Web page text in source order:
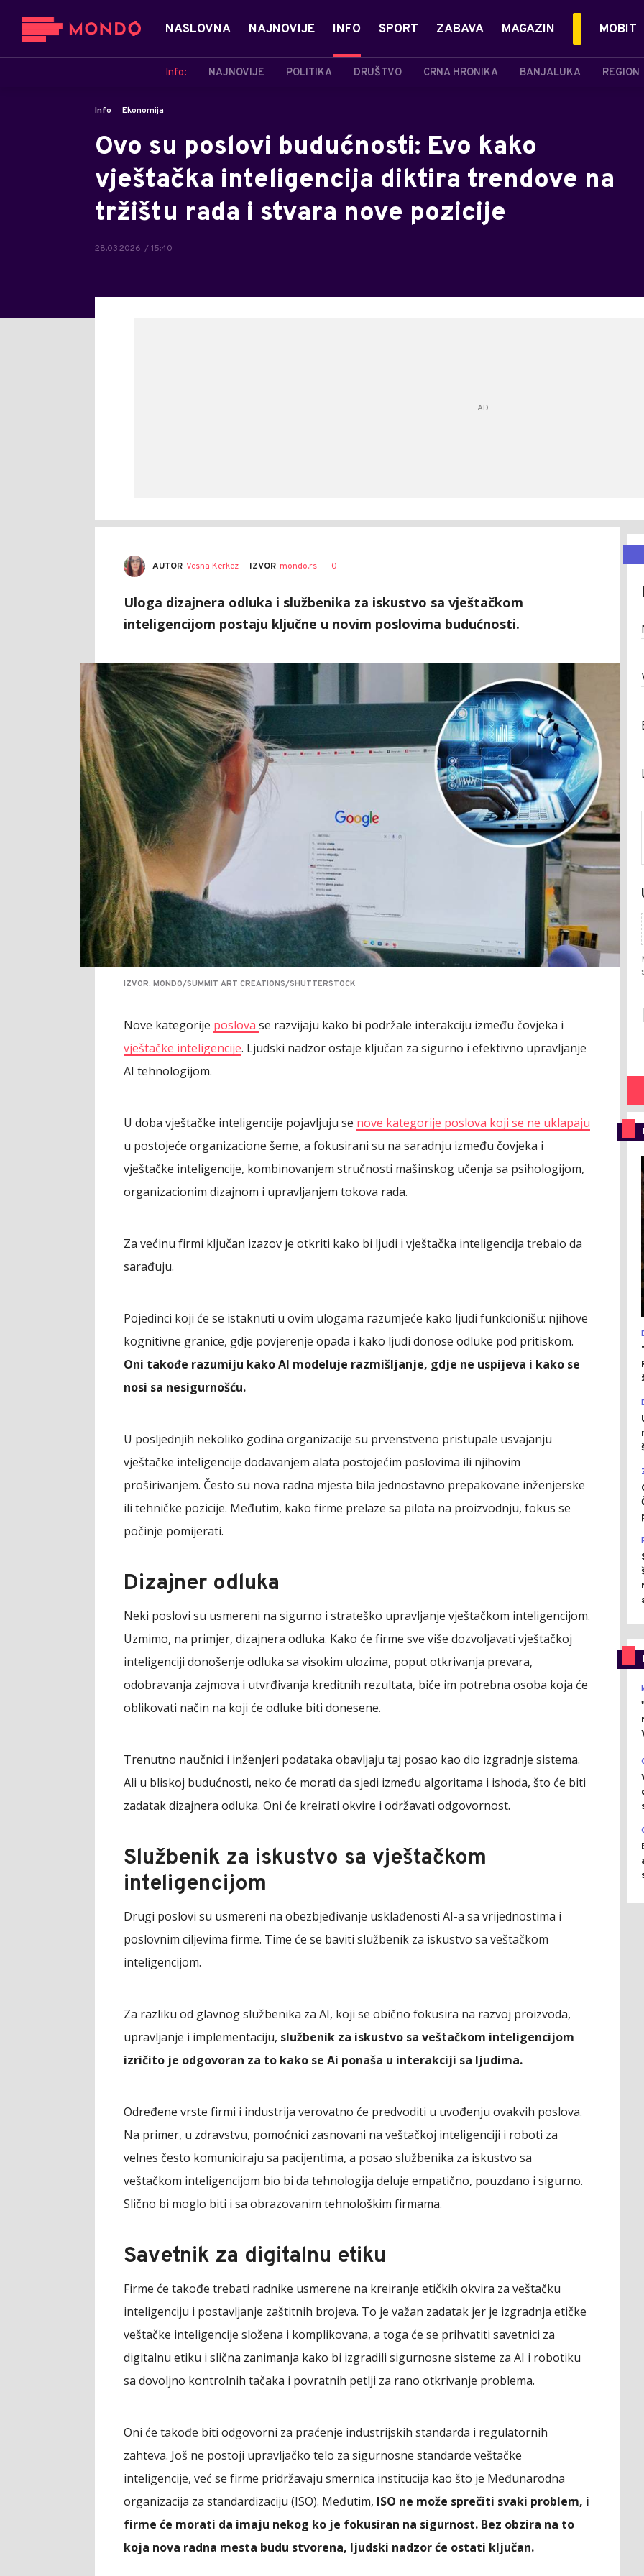
NASLOVNA NAJNOVIJE INFO
Info: NAJNOVIJE POLITIKA DRUŠTVO CRNA HRONIKA BANJALUKA REGION
SPORT ZABAVA MAGAZIN MOBIT
Info Ekonomija
Ovo su poslovi budućnosti: Evo kako
vještačka inteligencija diktira trendove na
tržištu rada i stvara nove pozicije
28.03.2026. / 15:40
AUTOR Vesna Kerkez IZVOR mondo.rs 0
Uloga dizajnera odluka i službenika za iskustvo sa vještačkom
inteligencijom postaju ključne u novim poslovima budućnosti.
IZVOR: MONDO/SUMMIT ART CREATIONS/SHUTTERSTOCK
Nove kategorije poslova se razvijaju kako bi podržale interakciju između čovjeka i
vještačke inteligencije. Ljudski nadzor ostaje ključan za sigurno i efektivno upravljanje
AI tehnologijom.
U doba vještačke inteligencije pojavljuju se nove kategorije poslova koji se ne uklapaju
u postojeće organizacione šeme, a fokusirani su na saradnju između čovjeka i
vještačke inteligencije, kombinovanjem stručnosti mašinskog učenja sa psihologijom,
organizacionim dizajnom i upravljanjem tokova rada.
Za većinu firmi ključan izazov je otkriti kako bi ljudi i vještačka inteligencija trebalo da
sarađuju.
Pojedinci koji će se istaknuti u ovim ulogama razumjeće kako ljudi funkcionišu: njihove
kognitivne granice, gdje povjerenje opada i kako ljudi donose odluke pod pritiskom.
Oni takođe razumiju kako AI modeluje razmišljanje, gdje ne uspijeva i kako se
nosi sa nesigurnošću.
U posljednjih nekoliko godina organizacije su prvenstveno pristupale usvajanju
vještačke inteligencije dodavanjem alata postojećim poslovima ili njihovim
proširivanjem. Često su nova radna mjesta bila jednostavno prepakovane inženjerske
ili tehničke pozicije. Međutim, kako firme prelaze sa pilota na proizvodnju, fokus se
počinje pomijerati.
Dizajner odluka
Neki poslovi su usmereni na sigurno i strateško upravljanje vještačkom inteligencijom.
Uzmimo, na primjer, dizajnera odluka. Kako će firme sve više dozvoljavati vještačkoj
inteligenciji donošenje odluka sa visokim ulozima, poput otkrivanja prevara,
odobravanja zajmova i utvrđivanja kreditnih rezultata, biće im potrebna osoba koja će
oblikovati način na koji će odluke biti donesene.
Trenutno naučnici i inženjeri podataka obavljaju taj posao kao dio izgradnje sistema.
Ali u bliskoj budućnosti, neko će morati da sjedi između algoritama i ishoda, što će biti
zadatak dizajnera odluka. Oni će kreirati okvire i održavati odgovornost.
Službenik za iskustvo sa vještačkom
inteligencijom
Drugi poslovi su usmereni na obezbjeđivanje usklađenosti AI-a sa vrijednostima i
poslovnim ciljevima firme. Time će se baviti službenik za iskustvo sa veštačkom
inteligencijom.
Za razliku od glavnog službenika za AI, koji se obično fokusira na razvoj proizvoda,
upravljanje i implementaciju, službenik za iskustvo sa veštačkom inteligencijom
izričito je odgovoran za to kako se Ai ponaša u interakciji sa ljudima.
Određene vrste firmi i industrija verovatno će predvoditi u uvođenju ovakvih poslova.
Na primer, u zdravstvu, pomoćnici zasnovani na veštačkoj inteligenciji i roboti za
velnes često komuniciraju sa pacijentima, a posao službenika za iskustvo sa
veštačkom inteligencijom bio bi da tehnologija deluje empatično, pouzdano i sigurno.
Slično bi moglo biti i sa obrazovanim tehnološkim firmama.
Savetnik za digitalnu etiku
Firme će takođe trebati radnike usmerene na kreiranje etičkih okvira za veštačku
inteligenciju i postavljanje zaštitnih brojeva. To je važan zadatak jer je izgradnja etičke
veštačke inteligencije složena i komplikovana, a toga će se prihvatiti savetnici za
digitalnu etiku i slična zanimanja kako bi izgradili sigurnosne sisteme za AI i robotiku
sa dovoljno kontrolnih tačaka i povratnih petlji za rano otkrivanje problema.
Oni će takođe biti odgovorni za praćenje industrijskih standarda i regulatornih
zahteva. Još ne postoji upravljačko telo za sigurnosne standarde veštačke
inteligencije, već se firme pridržavaju smernica institucija kao što je Međunarodna
organizacija za standardizaciju (ISO). Međutim, ISO ne može sprečiti svaki problem, i
firme će morati da imaju nekog ko je fokusiran na sigurnost. Bez obzira na to
koja nova radna mesta budu stvorena, ljudski nadzor će ostati ključan.